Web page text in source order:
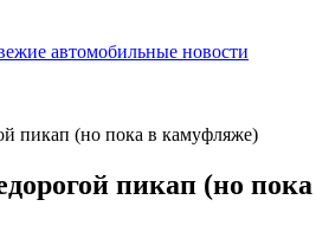
пикап (но пока в камуфляже)
пикап (но